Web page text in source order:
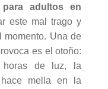
para adultos en
este mal trago y
momento. Una de
es el otoño:
horas de luz, la
mella en la